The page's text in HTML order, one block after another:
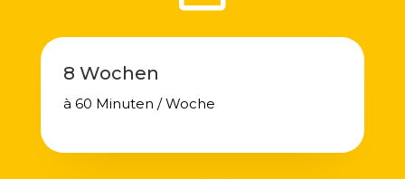
8 Wochen
à 60 Minuten / Woche